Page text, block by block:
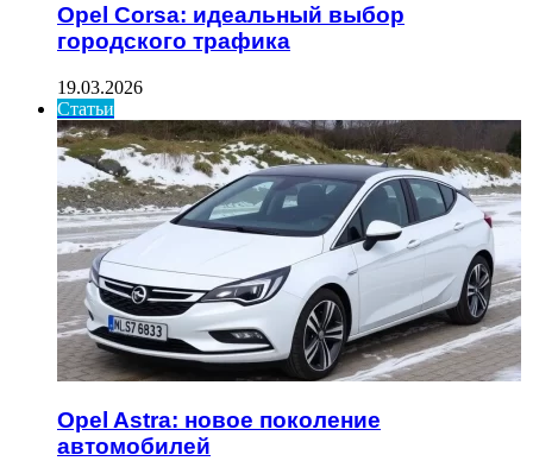
Opel Corsa: идеальный выбор
городского трафика
19.03.2026
Статьи
Opel Astra: новое поколение
автомобилей